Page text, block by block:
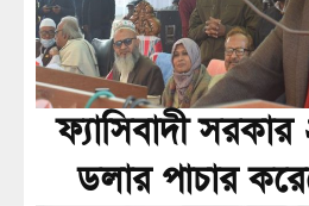
ফ্যাসিবাদী
ডলার পাচার